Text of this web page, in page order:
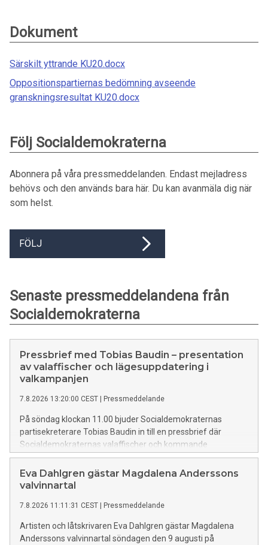
Dokument
Särskilt yttrande KU20.docx
Oppositionspartiernas bedömning avseende
granskningsresultat KU20.docx
Följ Socialdemokraterna
Abonnera på våra pressmeddelanden. Endast mejladress
behövs och den används bara här. Du kan avanmäla dig när
som helst.
FÖLJ
Senaste pressmeddelandena från
Socialdemokraterna
Pressbrief med Tobias Baudin – presentation
av valaffischer och lägesuppdatering i
valkampanjen
7.8.2026 13:20:00 CEST Pressmeddelande
På söndag klockan 11.00 bjuder Socialdemokraternas
partisekreterare Tobias Baudin in till en pressbrief där
Socialdemokraternas valaffischer och kommande
kampanjer presenteras. Baudin ger också en uppdatering
om läget i valkampanjen.
Eva Dahlgren gästar Magdalena Anderssons
valvinnartal
7.8.2026 11:11:31 CEST Pressmeddelande
Artisten och låtskrivaren Eva Dahlgren gästar Magdalena
Anderssons valvinnartal söndagen den 9 augusti på